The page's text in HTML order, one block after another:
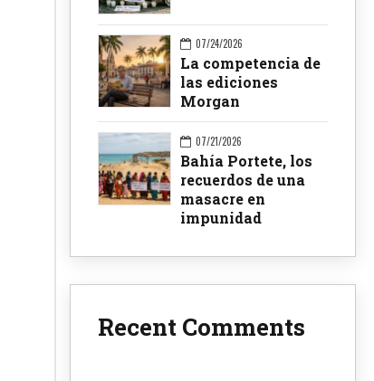
07/24/2026
La competencia de
las ediciones
Morgan
07/21/2026
Bahía Portete, los
recuerdos de una
masacre en
impunidad
Recent Comments